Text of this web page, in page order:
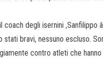
degli isernini ,Sanfilippo
bravi, nessuno escluso.
contro atleti che